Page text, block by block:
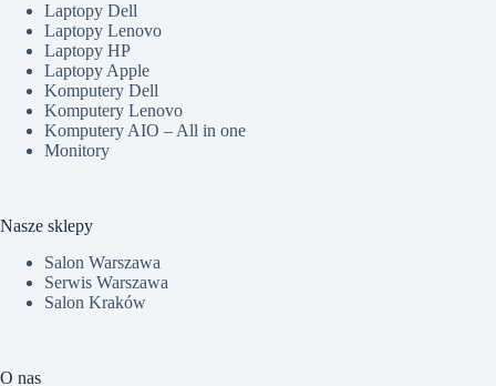
Laptopy Dell
Laptopy Lenovo
Laptopy HP
Laptopy Apple
Komputery Dell
Komputery Lenovo
Komputery AIO – All in one
Monitory
Nasze sklepy
Salon Warszawa
Serwis Warszawa
Salon Kraków
O nas